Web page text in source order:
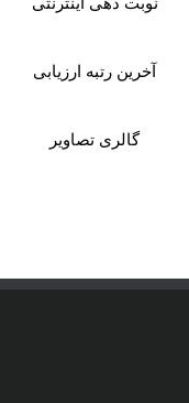
آخرین رتبه ارزیابی
گالری تصاویر